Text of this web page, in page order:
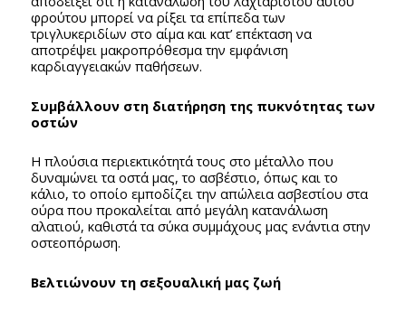
φρούτου μπορεί να ρίξει τα επίπεδα των
τριγλυκεριδίων στο αίμα και κατ’ επέκταση να
αποτρέψει μακροπρόθεσμα την εμφάνιση
καρδιαγγειακών παθήσεων.
Συμβάλλουν στη διατήρηση της πυκνότητας των
οστών
Η πλούσια περιεκτικότητά τους στο μέταλλο που
δυναμώνει τα οστά μας, το ασβέστιο, όπως και το
κάλιο, το οποίο εμποδίζει την απώλεια ασβεστίου στα
ούρα που προκαλείται από μεγάλη κατανάλωση
αλατιού, καθιστά τα σύκα συμμάχους μας ενάντια στην
οστεοπόρωση.
Βελτιώνουν τη σεξουαλική μας ζωή